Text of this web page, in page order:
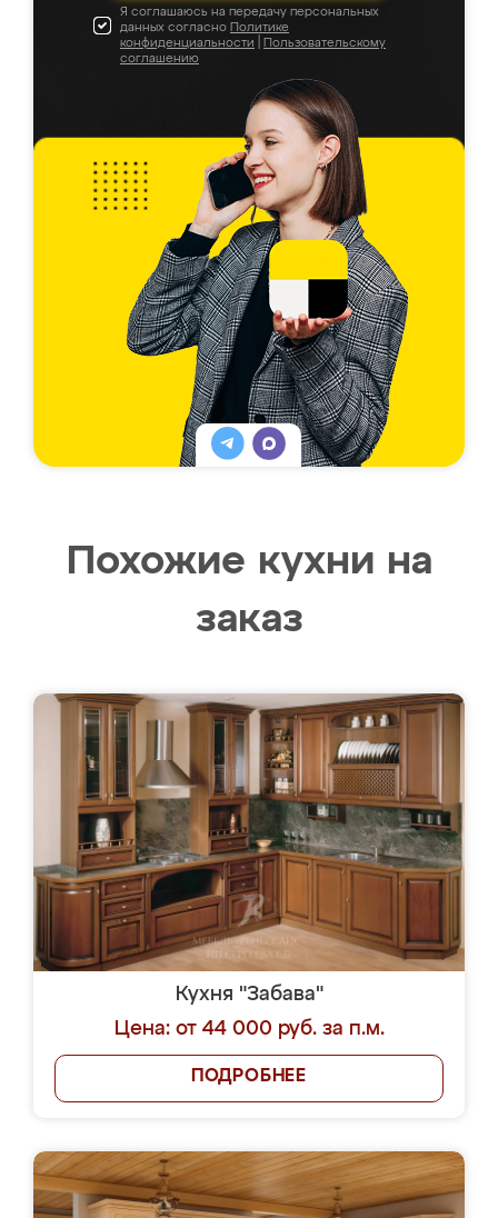
Я соглашаюсь на передачу персональных
данных согласно Политике
конфиденциальности
Пользовательскому
соглашению
Похожие кухни на
заказ
Кухня "Забава"
Цена: от 44 000 руб. за п.м.
ПОДРОБНЕЕ